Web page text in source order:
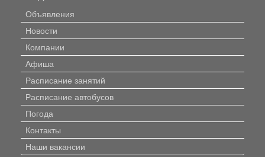
Объявления
Новости
Компании
Афиша
Расписание занятий
Расписание автобусов
Погода
Контакты
Наши вакансии